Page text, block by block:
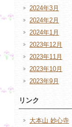
2024年3月
2024年2月
2024年1月
2023年12月
2023年11月
2023年10月
2023年9月
リンク
大本山 妙心寺